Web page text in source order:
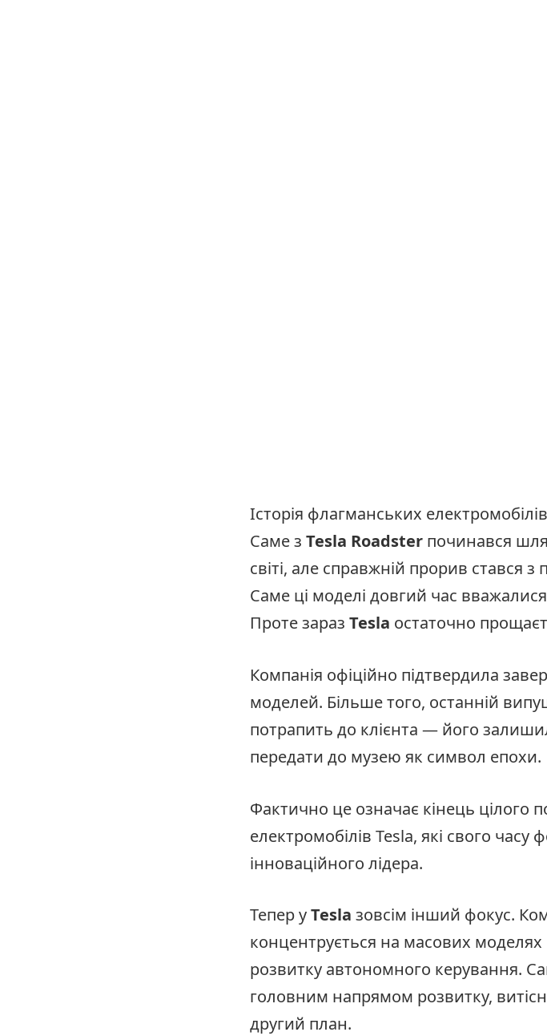
Історія флагманських електромобілів
Саме з Tesla Roadster починався
світі, але справжній прорив стався з
Саме ці моделі довгий час
Проте зараз Tesla остаточно
Компанія офіційно підтвердила
моделей. Більше того, останній
потрапить до клієнта — його
передати до музею як символ епохи.
Фактично це означає кінець цілого
електромобілів Tesla, які свого
інноваційного лідера.
Тепер уTesla зовсім інший фокус.
концентрується на масових моделях
розвитку автономного керування.
головним напрямом розвитку,
другий план.